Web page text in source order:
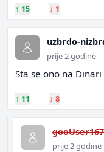
↑ 15 ↓ 1
uzbrdo-
prije 2 godine
Sta se ono na
↑ 11 ↓ 8
prije 2 godine